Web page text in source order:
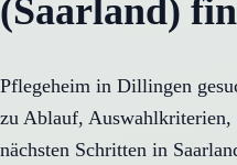
(Saarland)
Pflegeheim in Dillingen
zu Ablauf, Auswahlkriterien,
nächsten Schritten in